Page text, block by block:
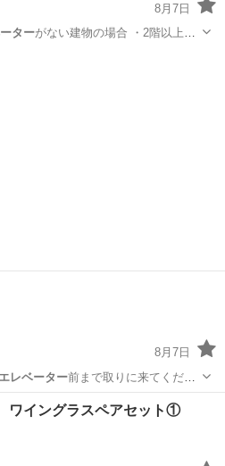
8月7日
ターがない建物の場合 ・2階以上：1
8月7日
エレベーター前まで取りに来てくださ
ワイングラスペアセット①